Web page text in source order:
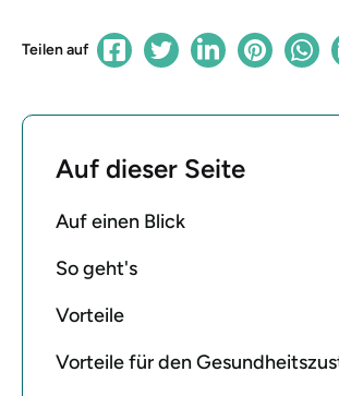
Teilen auf
Auf dieser Seite
Auf einen Blick
So geht's
Vorteile
Vorteile für den